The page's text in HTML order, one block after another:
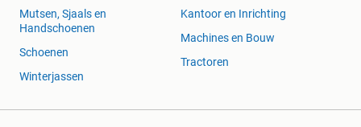
Mutsen, Sjaals en
Handschoenen
Schoenen
Winterjassen
Kantoor en Inrichting
Machines en Bouw
Tractoren